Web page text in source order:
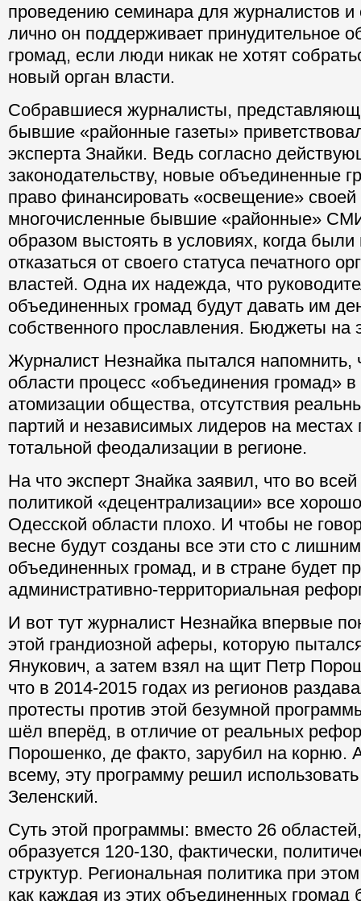
проведению семинара для журналистов
лично он поддерживает принудительное
громад, если люди никак не хотят
новый орган власти.
Собравшиеся журналисты,
бывшие «районные газеты»
эксперта Знайки. Ведь согласно
законодательству, новые объединенные
право финансировать «освещение» своей
многочисленные бывшие «районные»
образом выстоять в условиях, когда
отказаться от своего статуса печатного
властей. Одна их надежда, что
объединенных громад будут давать им
собственного прославления. Бюджеты на
Журналист Незнайка пытался напомнить,
области процесс «объединения громад» в
атомизации общества, отсутствия
партий и независимых лидеров на местах
тотальной феодализации в регионе.
На что эксперт Знайка заявил, что во
политикой «децентрализации» все
Одесской области плохо. И чтобы не
весне будут созданы все эти сто с
объединенных громад, и в стране будет
административно-территориальная
И вот тут журналист Незнайка впервые
этой грандиозной аферы, которую
Янукович, а затем взял на щит Петр
что в 2014-2015 годах из регионов
протесты против этой безумной
шёл вперёд, в отличие от реальных
Порошенко, де факто, зарубил на корню.
всему, эту программу решил
Зеленский.
Суть этой программы: вместо 26
образуется 120-130, фактически,
структур. Региональная политика при
как каждая из этих объединенных громад